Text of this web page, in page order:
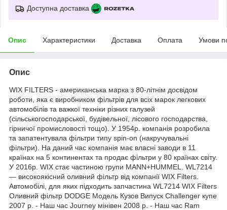
Доступна доставка
Опис Характеристики Доставка Оплата Умови
Опис
WIX FILTERS - американська марка з 80-літнім досвідом
роботи, яка є виробником фільтрів для всіх марок легкових
автомобілів та важкої техніки різних галузей
(сільськогосподарської, будівельної, лісового господарства,
гірничої промисловості тощо). У 1954р. компанія розробила
та запатентувала фільтри типу spin-on (накручувальні
фільтри). На даний час компанія має власні заводи в 11
країнах на 5 континентах та продає фільтри у 80 країнах світу.
У 2016р. WIX стає частиною групи MANN+HUMMEL. WL7214
— високоякісний оливний фільтр від компанії WIX Filters.
Автомобілі, для яких підходить запчастина WL7214 WIX Filters
Оливний фільтр DODGE Модель Кузов Випуск Challenger купе
2007 р. - Наш час Journey мінівен 2008 р. - Наш час Ram